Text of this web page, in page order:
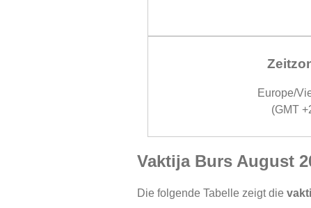
Europe/
(GMT
Vaktija Burs August
Die folgende Tabelle zeigt die